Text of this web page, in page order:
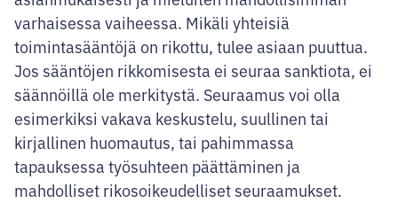
varhaisessa vaiheessa. Mikäli yhteisiä
toimintasääntöjä on rikottu, tulee asiaan puuttua.
Jos sääntöjen rikkomisesta ei seuraa sanktiota, ei
säännöillä ole merkitystä. Seuraamus voi olla
esimerkiksi vakava keskustelu, suullinen tai
kirjallinen huomautus, tai pahimmassa
tapauksessa työsuhteen päättäminen ja
mahdolliset rikosoikeudelliset seuraamukset.